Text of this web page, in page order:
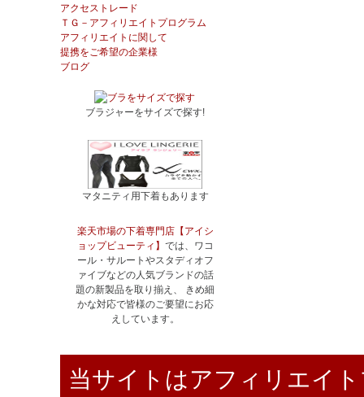
アクセストレード
ＴＧ－アフィリエイトプログラム
アフィリエイトに関して
提携をご希望の企業様
ブログ
ブラジャーをサイズで探す!
マタニティ用下着もあります
楽天市場の下着専門店【アイシ
ョップビューティ】 では、ワコ
ール・サルートやスタディオフ
ァイブなどの人気ブランドの話
題の新製品を取り揃え、 きめ細
かな対応で皆様のご要望にお応
えしています。
当サイトはアフィリエイ